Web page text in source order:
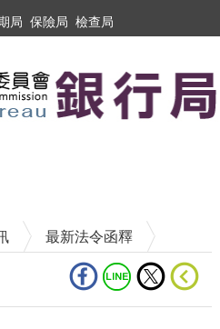
局 保險局 檢查局
最新法令函釋